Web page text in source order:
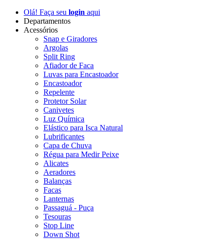
Olá! Faça seu login aqui
Departamentos
Acessórios
Snap e Giradores
Argolas
Split Ring
Afiador de Faca
Luvas para Encastoador
Encastoador
Repelente
Protetor Solar
Canivetes
Luz Química
Elástico para Isca Natural
Lubrificantes
Capa de Chuva
Régua para Medir Peixe
Alicates
Aeradores
Balanças
Facas
Lanternas
Passaguá - Puça
Tesouras
Stop Line
Down Shot